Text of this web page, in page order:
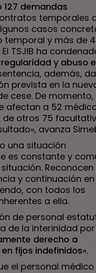
demandas
temporales
casos
temporal y más de
TSJIB ha
y abuso
además,
prevista en la
cese. De momento,
afectan a 52
de otros 75
avanza
una situación
es constante y
Reconocen
y continuación en
con todos los
a ella.
de personal
de la interinidad
derecho a
fijos indefinidos».
el personal